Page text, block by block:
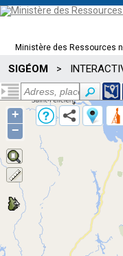
Ministère des Ressources
SIGÉOM >
+
−